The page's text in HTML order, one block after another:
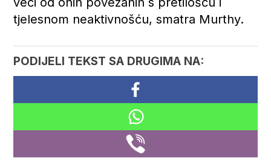
tjelesnom neaktivnošću, smatra Murthy.
PODIJELI TEKST SA DRUGIMA NA: